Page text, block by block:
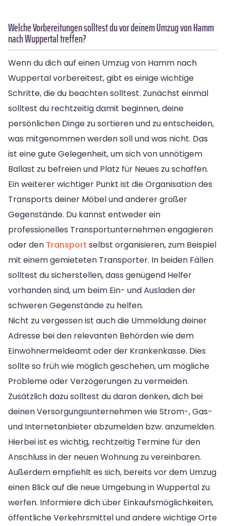
Welche Vorbereitungen solltest du vor deinem Umzug von Hamm
nach Wuppertal treffen?
Wenn du dich auf einen Umzug von Hamm nach
Wuppertal vorbereitest, gibt es einige wichtige
Schritte, die du beachten solltest. Zunächst einmal
solltest du rechtzeitig damit beginnen, deine
persönlichen Dinge zu sortieren und zu entscheiden,
was mitgenommen werden soll und was nicht. Das
ist eine gute Gelegenheit, um sich von unnötigem
Ballast zu befreien und Platz für Neues zu schaffen.
Ein weiterer wichtiger Punkt ist die Organisation des
Transports deiner Möbel und anderer großer
Gegenstände. Du kannst entweder ein
professionelles Transportunternehmen engagieren
oder den Transport selbst organisieren, zum Beispiel
mit einem gemieteten Transporter. In beiden Fällen
solltest du sicherstellen, dass genügend Helfer
vorhanden sind, um beim Ein- und Ausladen der
schweren Gegenstände zu helfen.
Nicht zu vergessen ist auch die Ummeldung deiner
Adresse bei den relevanten Behörden wie dem
Einwohnermeldeamt oder der Krankenkasse. Dies
sollte so früh wie möglich geschehen, um mögliche
Probleme oder Verzögerungen zu vermeiden.
Zusätzlich dazu solltest du daran denken, dich bei
deinen Versorgungsunternehmen wie Strom-, Gas-
und Internetanbieter abzumelden bzw. anzumelden.
Hierbei ist es wichtig, rechtzeitig Termine für den
Anschluss in der neuen Wohnung zu vereinbaren.
Außerdem empfiehlt es sich, bereits vor dem Umzug
einen Blick auf die neue Umgebung in Wuppertal zu
werfen. Informiere dich über Einkaufsmöglichkeiten,
öffentliche Verkehrsmittel und andere wichtige Orte